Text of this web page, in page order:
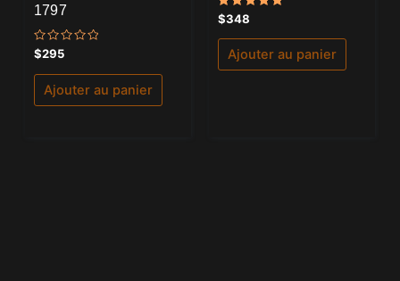
1797
Note
0
sur
$295
Ajouter au panier
Note
5.00
sur 5
$348
Ajouter au panier